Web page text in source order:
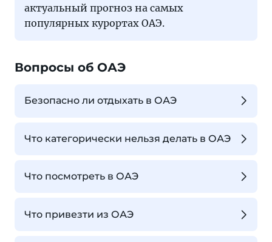
актуальный прогноз на самых
популярных курортах ОАЭ.
Вопросы об ОАЭ
Безопасно ли отдыхать в ОАЭ
Что категорически нельзя делать в ОАЭ
Что посмотреть в ОАЭ
Что привезти из ОАЭ